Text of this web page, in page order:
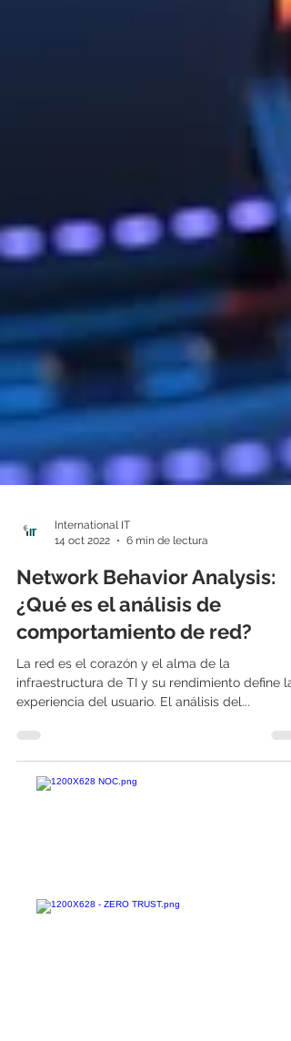
International IT
14 oct 2022
6 min de lectura
Network Behavior Analysis:
¿Qué es el análisis de
comportamiento de red?
La red es el corazón y el alma de la